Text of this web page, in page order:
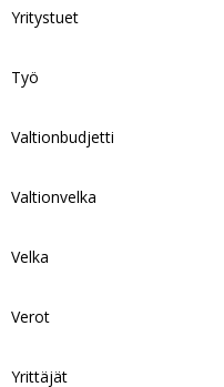
Yritystuet
Työ
Valtionbudjetti
Valtionvelka
Velka
Verot
Yrittäjät